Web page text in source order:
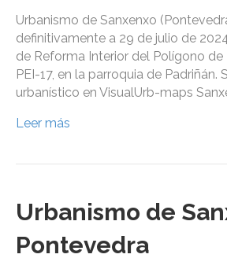
Urbanismo de Sanxenxo
definitivamente a 29 de julio de
de Reforma Interior del Polígono
PEI-17, en la parroquia de Padriñán.
urbanístico en VisualUrb-maps
Leer más
Urbanismo de
Pontevedra